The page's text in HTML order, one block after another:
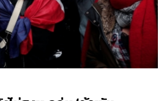
LINE EMAIL